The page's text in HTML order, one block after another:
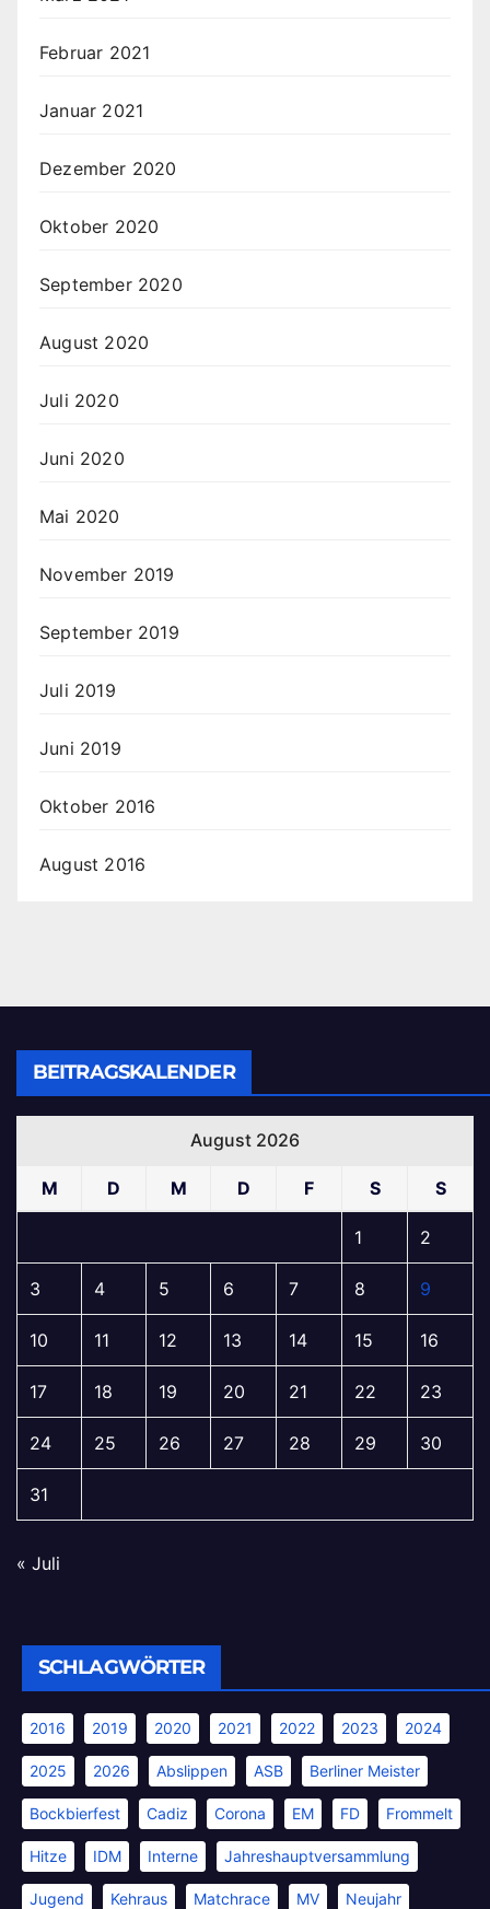
Februar 2021
Januar 2021
Dezember 2020
Oktober 2020
September 2020
August 2020
Juli 2020
Juni 2020
Mai 2020
November 2019
September 2019
Juli 2019
Juni 2019
Oktober 2016
August 2016
BEITRAGSKALENDER
August 2026
M D M D F S S
1 2
3 4 5 6 7 8 9
10 11 12 13 14 15 16
17 18 19 20 21 22 23
24 25 26 27 28 29 30
31
« Juli
SCHLAGWÖRTER
2016 2019 2020 2021 2022 2023 2024
2025 2026 Abslippen ASB Berliner Meister
Bockbierfest Cadiz Corona EM FD Frommelt
Hitze IDM Interne Jahreshauptversammlung
Jugend Kehraus Matchrace MV Neujahr